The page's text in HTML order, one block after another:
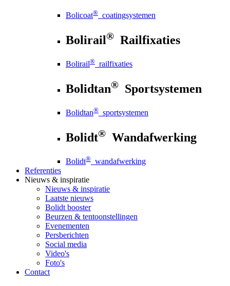
Bolicoat® coatingsystemen
Bolirail® Railfixaties
Bolirail® railfixaties
Bolidtan® Sportsystemen
Bolidtan® sportsystemen
Bolidt® Wandafwerking
Bolidt® wandafwerking
Referenties
Nieuws & inspiratie
Nieuws & inspiratie
Laatste nieuws
Bolidt booster
Beurzen & tentoonstellingen
Evenementen
Persberichten
Social media
Video's
Foto's
Contact